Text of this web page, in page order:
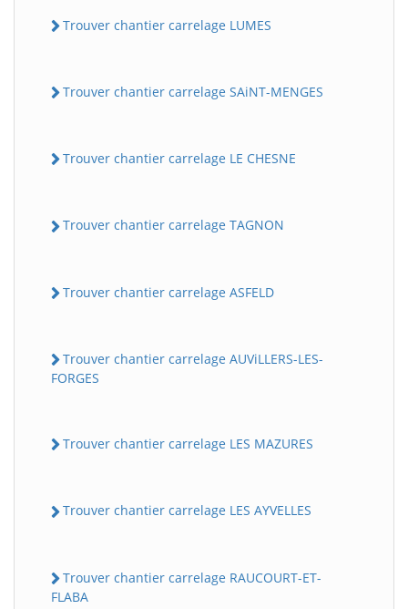
Trouver chantier carrelage LUMES
Trouver chantier carrelage SAiNT-MENGES
Trouver chantier carrelage LE CHESNE
Trouver chantier carrelage TAGNON
Trouver chantier carrelage ASFELD
Trouver chantier carrelage AUViLLERS-LES-
FORGES
Trouver chantier carrelage LES MAZURES
Trouver chantier carrelage LES AYVELLES
Trouver chantier carrelage RAUCOURT-ET-
FLABA